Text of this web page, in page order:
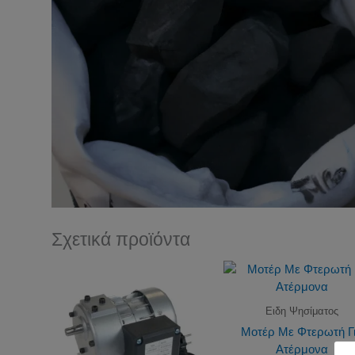
Σχετικά προϊόντα
Ειδη Ψησίματος
Μοτέρ Με Φτερωτή
Ατέρμονα